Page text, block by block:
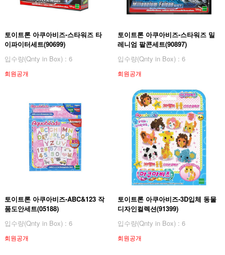
토이트론 아쿠아비즈-스타워즈 타
이파이터세트(90699)
입수량(Qnty in Box) : 6
회원공개
토이트론 아쿠아비즈-스타워즈 밀
레니엄 팔콘세트(90897)
입수량(Qnty in Box) : 6
회원공개
토이트론 아쿠아비즈-ABC&123 작
품도안세트(05188)
입수량(Qnty in Box) : 6
회원공개
토이트론 아쿠아비즈-3D입체 동물
디자인컬렉션(91399)
입수량(Qnty in Box) : 6
회원공개